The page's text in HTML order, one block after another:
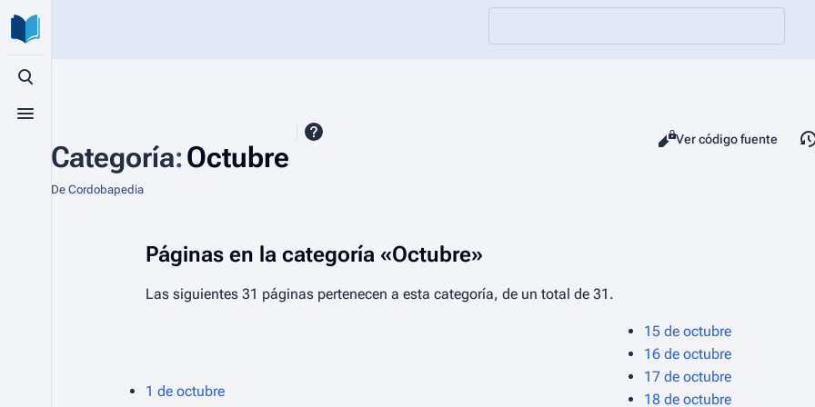
Búsqueda alternativa
Menú alternativo
Categoría:Octubre
De Cordobapedia
Vistas
Leer
Ver código fuente
Páginas en la categoría «Octubre»
Las siguientes 31 páginas pertenecen a esta categoría, de un total de 31.
1 de octubre
15 de octubre
16 de octubre
17 de octubre
18 de octubre